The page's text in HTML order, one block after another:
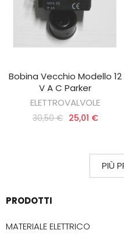
AGGIUNGI AL CARRELLO
Bobina Vecchio Modello 12
V A C Parker
ELETTROVALVOLE
30,50 € 25,01 €
PIÙ
PRODOTTI
MATERIALE ELETTRICO